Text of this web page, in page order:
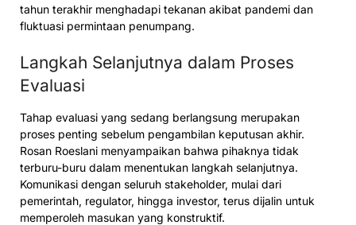
tahun terakhir menghadapi tekanan akibat pandemi dan
fluktuasi permintaan penumpang.
Langkah Selanjutnya dalam Proses
Evaluasi
Tahap evaluasi yang sedang berlangsung merupakan
proses penting sebelum pengambilan keputusan akhir.
Rosan Roeslani menyampaikan bahwa pihaknya tidak
terburu-buru dalam menentukan langkah selanjutnya.
Komunikasi dengan seluruh stakeholder, mulai dari
pemerintah, regulator, hingga investor, terus dijalin untuk
memperoleh masukan yang konstruktif.